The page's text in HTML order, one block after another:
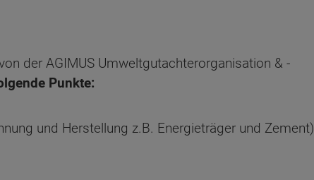
der AGIMUS Umweltgutachterorganisation & -
Punkte:
und Herstellung z.B. Energieträger und Zement)